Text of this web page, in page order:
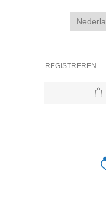
REGISTREREN